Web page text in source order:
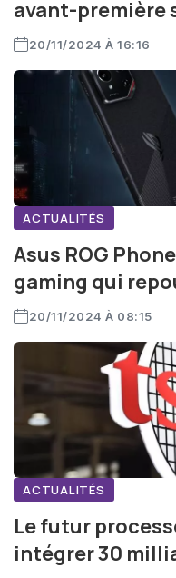
avant-première
20/11/2024 À 16:16
ACTUALITÉS
Asus ROG
gaming qui
20/11/2024 À 08:15
ACTUALITÉS
Le futur
intégrer 30